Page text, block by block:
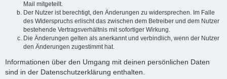
Mail mitgeteilt.
Der Nutzer ist berechtigt, den Änderungen zu widersprechen. Im Falle
des Widerspruchs erlischt das zwischen dem Betreiber und dem Nutzer
bestehende Vertragsverhältnis mit sofortiger Wirkung.
Die Änderungen gelten als anerkannt und verbindlich, wenn der Nutzer
den Änderungen zugestimmt hat.
Informationen über den Umgang mit deinen persönlichen Daten
sind in der Datenschutzerklärung enthalten.